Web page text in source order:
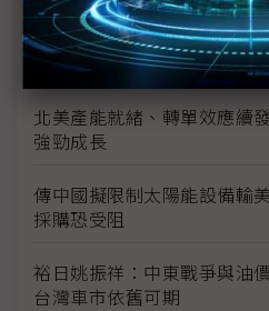
Stellantis考慮重啟與東風
同造車
北美產能就緒、轉單效應
強勁成長
傳中國擬限制太陽能設備
採購恐受阻
裕日姚振祥：中東戰爭與
台灣車市依舊可期